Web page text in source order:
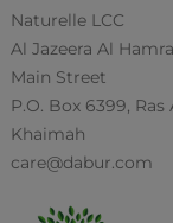
Naturelle LCC
Al Jazeera Al
Main Street
P.O. Box 6399, Ras
Khaimah
care@dabur.com